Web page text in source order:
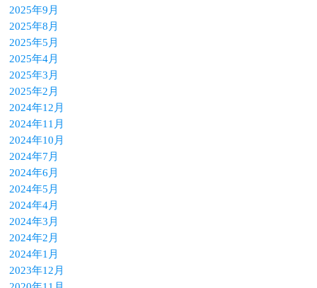
2025年9月
2025年8月
2025年5月
2025年4月
2025年3月
2025年2月
2024年12月
2024年11月
2024年10月
2024年7月
2024年6月
2024年5月
2024年4月
2024年3月
2024年2月
2024年1月
2023年12月